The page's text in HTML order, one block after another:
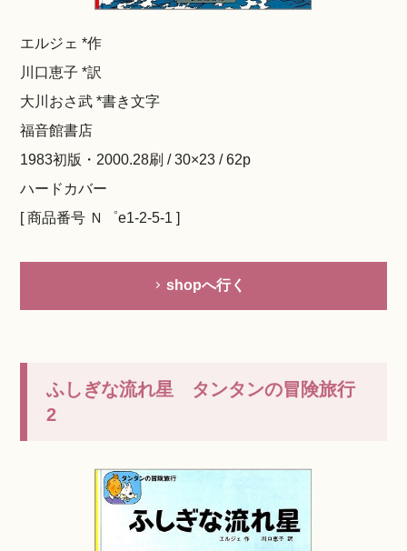
エルジェ *作
川口恵子 *訳
大川おさ武 *書き文字
福音館書店
1983初版・2000.28刷 / 30×23 / 62p
ハードカバー
[ 商品番号 Ｎ゜e1-2-5-1 ]
shopへ行く
ふしぎな流れ星 タンタンの冒険旅行
2